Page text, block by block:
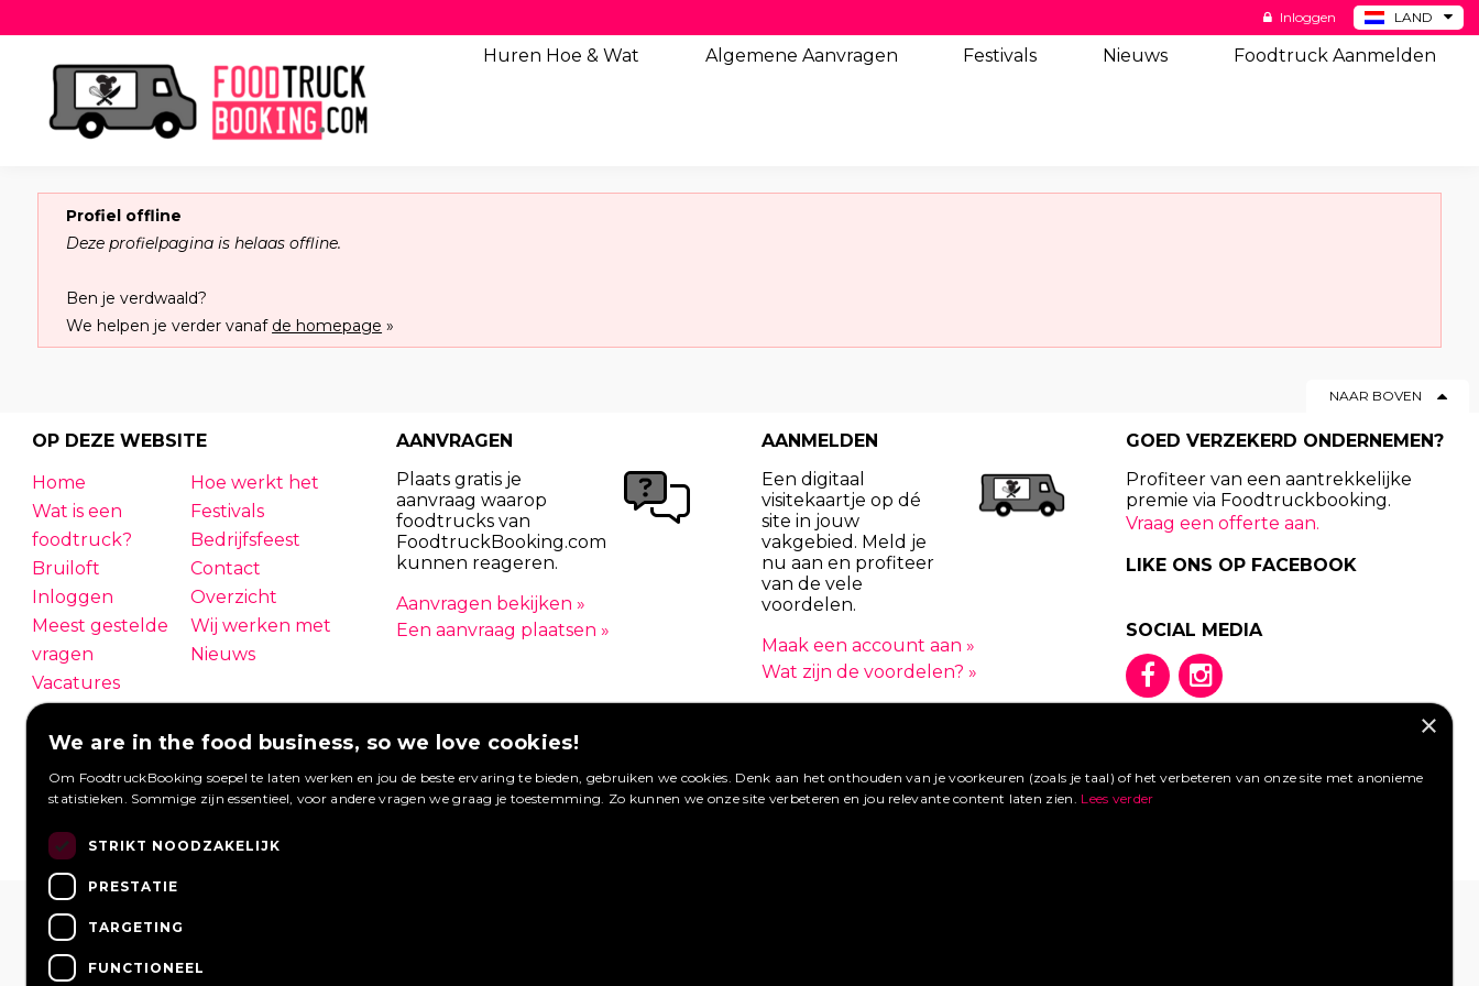
LAND
BE
Inloggen
Huren Hoe & Wat Algemene Aanvragen Festivals Nieuws Foodtruck Aanmelden
Profiel offline
Deze profielpagina is helaas offline.
Ben je verdwaald?
We helpen je verder vanaf de homepage »
NAAR BOVEN
OP DEZE WEBSITE
Home
Hoe werkt het
Wat is een
foodtruck?
Festivals
Bedrijfsfeest
Bruiloft
Contact
Inloggen
Overzicht
Meest gestelde
vragen
Wij werken met
Nieuws
Vacatures
AANVRAGEN
Plaats gratis je
aanvraag waarop
foodtrucks van
FoodtruckBooking.com
kunnen reageren.
Aanvragen bekijken »
Een aanvraag plaatsen »
AANMELDEN
Een digitaal
visitekaartje op dé
site in jouw
vakgebied. Meld je
nu aan en profiteer
van de vele
voordelen.
Maak een account aan »
Wat zijn de voordelen? »
GOED VERZEKERD ONDERNEMEN?
Profiteer van een aantrekkelijke
premie via Foodtruckbooking.
Vraag een offerte aan.
LIKE ONS OP FACEBOOK
SOCIAL MEDIA
×
We are in the food business, so we love cookies!
Om FoodtruckBooking soepel te laten werken en jou de beste ervaring te bieden, gebruiken we cookies. Denk aan het onthouden van je voorkeuren (zoals je taal) of het verbeteren van onze site met anonieme
statistieken. Sommige zijn essentieel, voor andere vragen we graag je toestemming. Zo kunnen we onze site verbeteren en jou relevante content laten zien. Lees verder
STRIKT NOODZAKELIJK
PRESTATIE
TARGETING
FUNCTIONEEL